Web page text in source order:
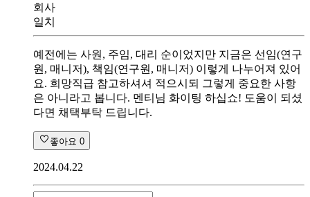
회사
일치
예전에는 사원, 주임, 대리 순이었지만 지금은 선임(연구
원, 매니저), 책임(연구원, 매니저) 이렇게 나누어져 있어
요. 희망직급 참고하셔셔 적으시되 그렇게 중요한 사항
은 아니라고 봅니다. 멘티님 화이팅 하십쇼! 도움이 되셨
다면 채택부탁 드립니다.
좋아요 0
2024.04.22